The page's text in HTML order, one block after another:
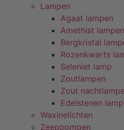
Lampen
Agaat lampen
Amethist lampen
Bergkristal
Rozenkwarts
Seleniet lamp
Zoutlampen
Zout
Edelstenen
Waxinelichten
Zeeppompen